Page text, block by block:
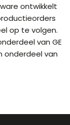
ontwikkelt
op te volgen.
van GE
onderdeel van